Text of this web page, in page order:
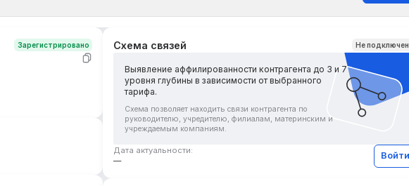
Зарегистрировано Схема связей Не
Выявление аффилированности контрагента до 3 и 7
уровня глубины в зависимости от выбранного
тарифа.
Схема позволяет находить связи контрагента по
руководителю, учредителю, филиалам, материнским и
учреждаемым компаниям.
Дата актуальности:
—